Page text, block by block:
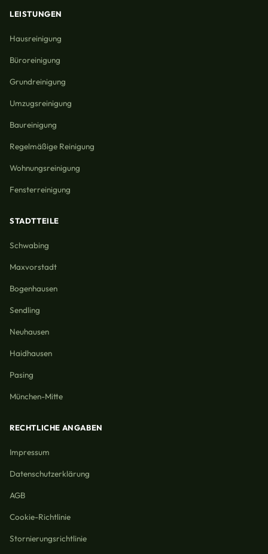
LEISTUNGEN
Hausreinigung
Büroreinigung
Grundreinigung
Umzugsreinigung
Baureinigung
Regelmäßige Reinigung
Wohnungsreinigung
Fensterreinigung
STADTTEILE
Schwabing
Maxvorstadt
Bogenhausen
Sendling
Neuhausen
Haidhausen
Pasing
München-Mitte
RECHTLICHE ANGABEN
Impressum
Datenschutzerklärung
AGB
Cookie-Richtlinie
Stornierungsrichtlinie